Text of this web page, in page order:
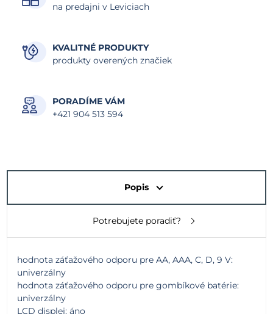
na predajni v Leviciach
KVALITNÉ PRODUKTY
produkty overených značiek
PORADÍME VÁM
+421 904 513 594
Popis
Potrebujete poradiť?
hodnota záťažového odporu pre AA, AAA, C, D, 9 V:
univerzálny
hodnota záťažového odporu pre gombíkové batérie:
univerzálny
LCD displej: áno